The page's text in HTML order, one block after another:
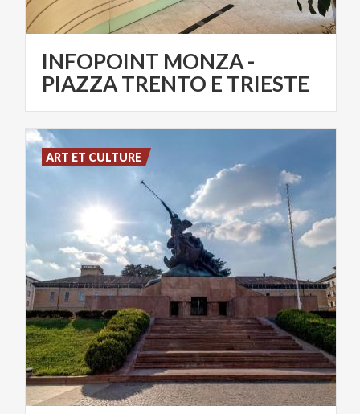
INFOPOINT MONZA -
PIAZZA TRENTO E TRIESTE
ART ET CULTURE